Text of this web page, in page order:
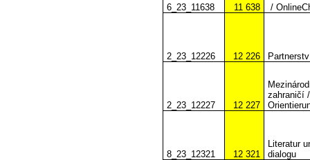
6_23_11638 11 638
/
2_23_12226 12 226
2_23_12227 12 227
zahraničí
8_23_12321 12 321
Literatur
dialogu